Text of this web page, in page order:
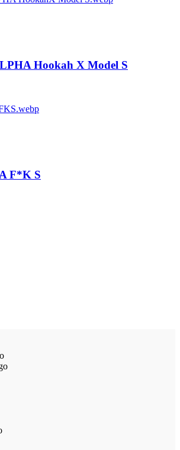
Hookah X Model S
F*K S